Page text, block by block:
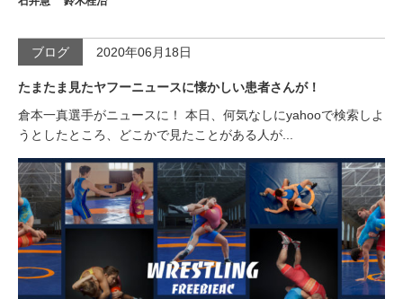
ブログ 2020年06月18日
たまたま見たヤフーニュースに懐かしい患者さんが！
倉本一真選手がニュースに！ 本日、何気なしにyahooで検索しよ
うとしたところ、どこかで見たことがある人が...